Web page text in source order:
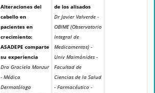
Alteraciones del
cabello en
pacientes en
crecimiento:
ASADEPE comparte
su experiencia
Dra Graciela Manzur
- Médica
Dermatóloga
de los alisados
Dr Javier Valverde -
OBIME (Observatorio
Integral de
Medicamentos) -
Univ Maimónides -
Facultad de
Ciencias de la Salud
- Farmacéutico -